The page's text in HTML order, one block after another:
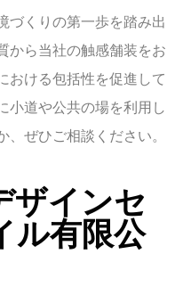
づくりの第一歩を踏み出
から当社の触感舗装をお
おける包括性を促進して
小道や公共の場を利用し
ぜひご相談ください。
ザインセ
ル有限公